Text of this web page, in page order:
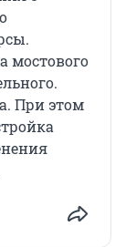
мостового
При этом